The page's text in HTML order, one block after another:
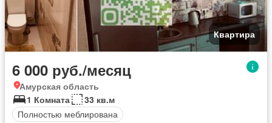
Квартира
6 000 руб./месяц
Амурская область
1 Комната
33 кв.м
Полностью меблирована